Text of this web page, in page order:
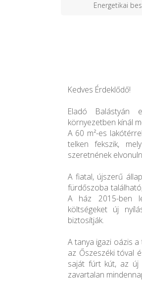
Energetikai
Kedves Érdeklődő!
Eladó Balástyán
környezetben kínál
A 60 m²-es
telken fekszik,
szeretnének
A fiatal, újszerű
fürdőszoba
A ház 2015-ben
költségeket új
biztosítják.
A tanya igazi oázis
az Őszeszéki tóval
saját fúrt kút, az új
zavartalan